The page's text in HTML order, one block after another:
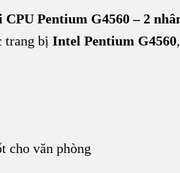
Pentium G4560 – 2
trang bị Intel Pentium G4560
cho văn phòng